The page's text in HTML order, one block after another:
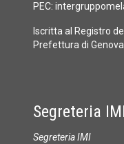
PEC:
Iscritta al Registro
Prefettura di
Segreteria IMI
Segreteria IMI